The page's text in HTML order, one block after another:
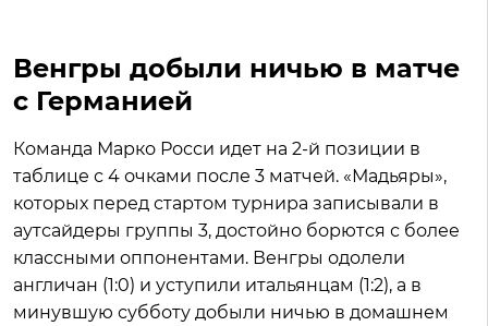
Венгры добыли ничью в матче
с Германией
Команда Марко Росси идет на 2-й позиции в
таблице с 4 очками после 3 матчей. «Мадьяры»,
которых перед стартом турнира записывали в
аутсайдеры группы 3, достойно борются с более
классными оппонентами. Венгры одолели
англичан (1:0) и уступили итальянцам (1:2), а в
минувшую субботу добыли ничью в домашнем